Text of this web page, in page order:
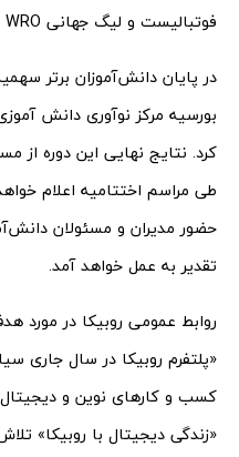
فوتبالیست و لیگ جهانی WRO به رقابت پرداختند.
در پایان دانش‌آموزان برتر
بورسیه مرکز نوآوری دانش
طی مراسم اختتامیه اعلام
حضور مدیران و مسئولان
تقدیر به عمل خواهد آمد.
روابط عمومی روبیکا در مورد
«پلتفرم روبیکا در سال جاری
کسب و کارهای نوین و
«زندگی دیجیتال با روبیکا»